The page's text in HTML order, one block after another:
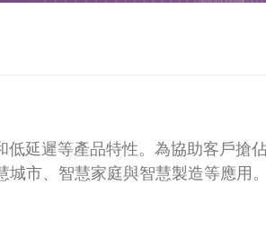
延遲等產品特性。為協助客戶搶
市、智慧家庭與智慧製造等應用。